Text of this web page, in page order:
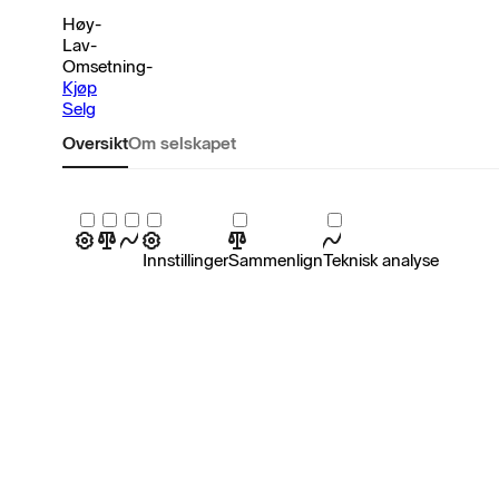
Høy-
Lav-
Omsetning-
Kjøp
Selg
OversiktOm selskapet
InnstillingerSammenlignTeknisk analyse